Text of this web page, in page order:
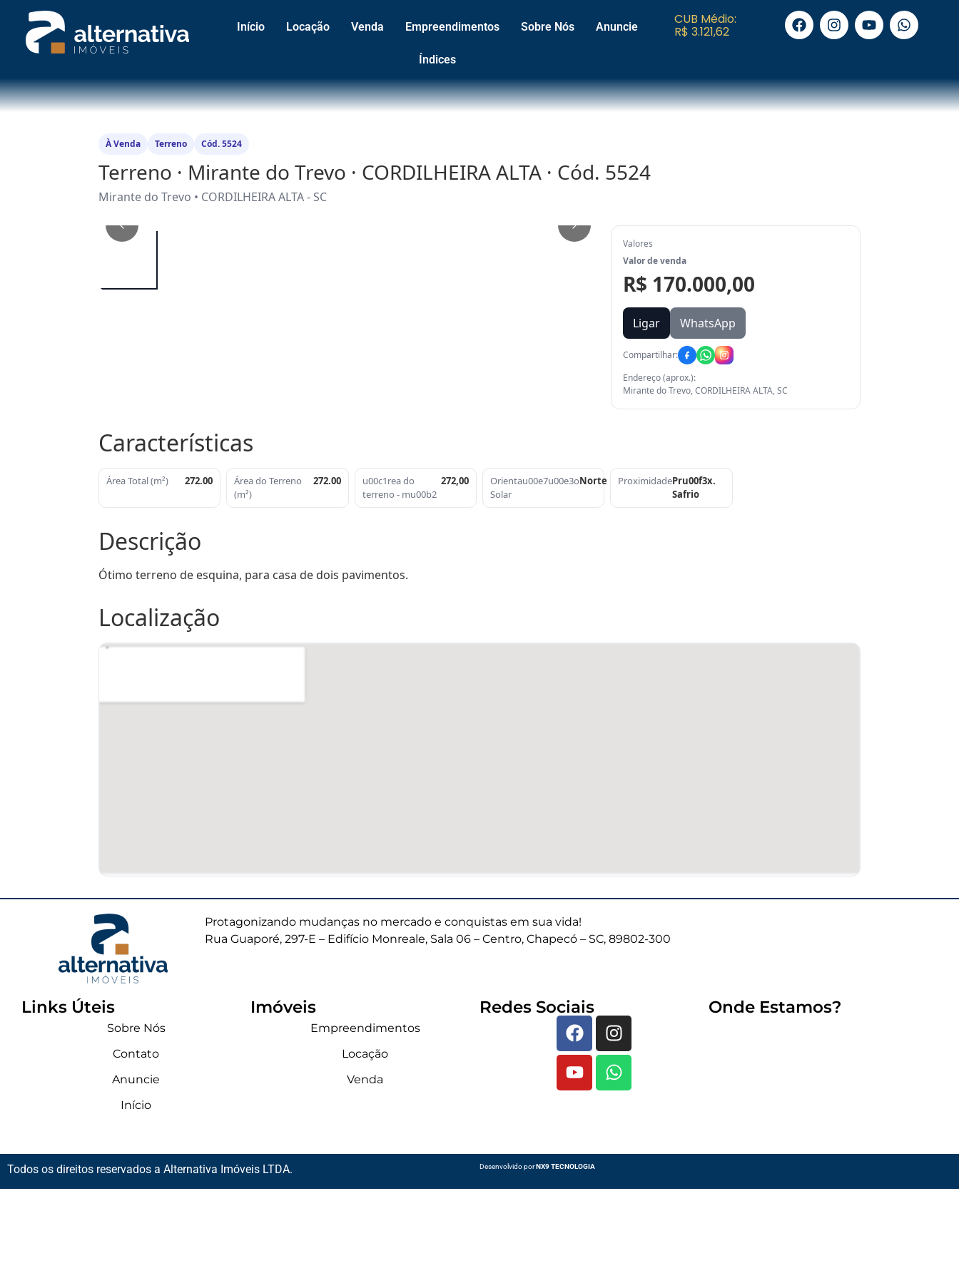
Início Locação Venda Empreendimentos Sobre Nós Anuncie
Índices
CUB Médio:
R$ 3.121,62
À Venda Terreno Cód. 5524
Terreno · Mirante do Trevo · CORDILHEIRA ALTA · Cód. 5524
Mirante do Trevo • CORDILHEIRA ALTA - SC
Valores
Valor de venda
R$ 170.000,00
Ligar WhatsApp
Compartilhar:
Endereço (aprox.):
Mirante do Trevo, CORDILHEIRA ALTA, SC
Características
Área Total (m²) 272.00
Área do Terreno
(m²)
272.00
u00c1rea do
terreno - mu00b2
272,00
Orientau00e7u00e3o
Solar
Norte ProximidadePru00f3x.
Safrio
Descrição
Ótimo terreno de esquina, para casa de dois pavimentos.
Localização
Protagonizando mudanças no mercado e conquistas em sua vida!
Rua Guaporé, 297-E – Edifício Monreale, Sala 06 – Centro, Chapecó – SC, 89802-300
Links Úteis
Sobre Nós
Contato
Anuncie
Início
Imóveis
Empreendimentos
Locação
Venda
Redes Sociais Onde Estamos?
Todos os direitos reservados a Alternativa Imóveis LTDA. Desenvolvido porNX9 TECNOLOGIA